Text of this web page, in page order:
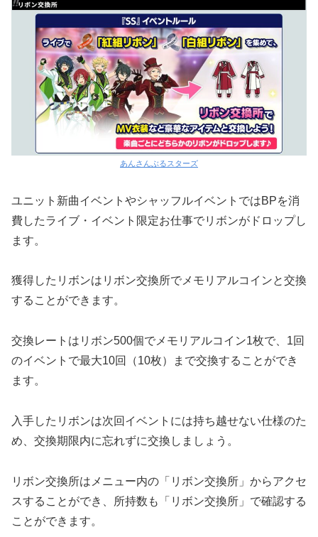
あんさんぶるスターズ
ユニット新曲イベントやシャッフルイベントではBPを消
費したライブ・イベント限定お仕事でリボンがドロップし
ます。
獲得したリボンはリボン交換所でメモリアルコインと交換
することができます。
交換レートはリボン500個でメモリアルコイン1枚で、1回
のイベントで最大10回（10枚）まで交換することができ
ます。
入手したリボンは次回イベントには持ち越せない仕様のた
め、交換期限内に忘れずに交換しましょう。
リボン交換所はメニュー内の「リボン交換所」からアクセ
スすることができ、所持数も「リボン交換所」で確認する
ことができます。